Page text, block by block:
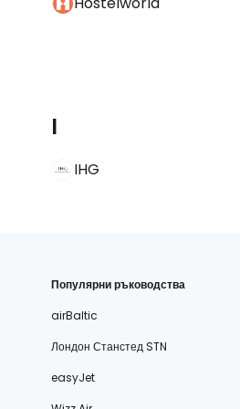
I
IHG
Популярни ръководства
airBaltic
Лондон Станстед STN
easyJet